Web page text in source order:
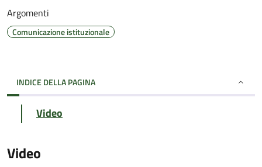
Argomenti
Comunicazione istituzionale
INDICE DELLA PAGINA
Video
Video